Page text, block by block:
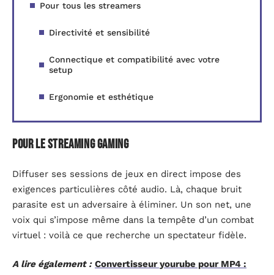
Pour tous les streamers
Directivité et sensibilité
Connectique et compatibilité avec votre
setup
Ergonomie et esthétique
Pour le streaming gaming
Diffuser ses sessions de jeux en direct impose des
exigences particulières côté audio. Là, chaque bruit
parasite est un adversaire à éliminer. Un son net, une
voix qui s’impose même dans la tempête d’un combat
virtuel : voilà ce que recherche un spectateur fidèle.
A lire également : Convertisseur yourube pour MP4 :